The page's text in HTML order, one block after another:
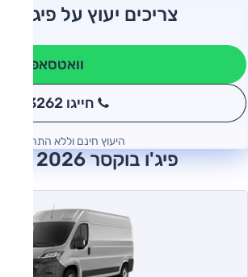
צריכים יעוץ על פיג'ו
וואטסאפ
חייגו 3262
היעוץ חינם וללא התחייבות
פיג'ו בוקסר 2026 חוות דעת